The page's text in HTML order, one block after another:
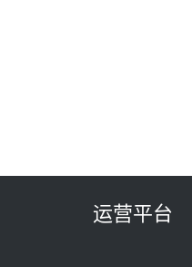
运营平台